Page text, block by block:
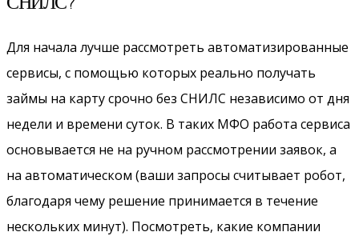
Для начала лучше рассмотреть автоматизированные
сервисы, с помощью которых реально получать
займы на карту срочно без СНИЛС независимо от дня
недели и времени суток. В таких МФО работа сервиса
основывается не на ручном рассмотрении заявок, а
на автоматическом (ваши запросы считывает робот,
благодаря чему решение принимается в течение
нескольких минут). Посмотреть, какие компании